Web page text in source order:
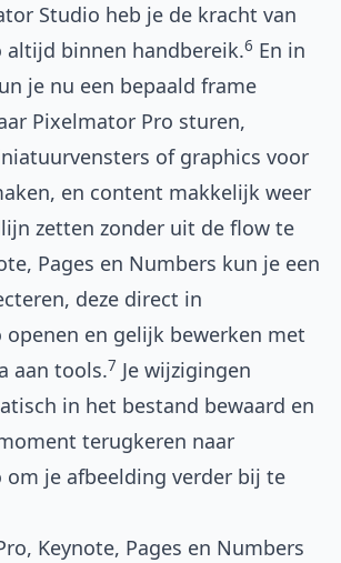
Studio heb je de kracht van
altijd binnen handbereik.6 En in
je nu een bepaald frame
Pixelmator Pro sturen,
of graphics voor
en content makkelijk weer
zetten zonder uit de flow te
Pages en Numbers kun je een
deze direct in
openen en gelijk bewerken met
aan tools.7 Je wijzigingen
in het bestand bewaard en
terugkeren naar
om je afbeelding verder bij te
Keynote, Pages en Numbers